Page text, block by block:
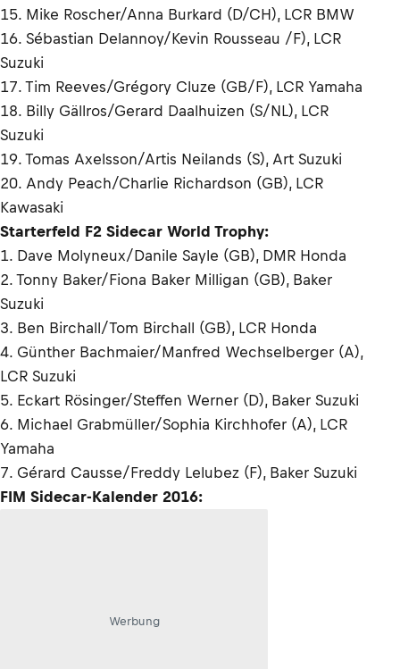
15. Mike Roscher/Anna Burkard (D/CH), LCR BMW
16. Sébastian Delannoy/Kevin Rousseau /F), LCR
Suzuki
17. Tim Reeves/Grégory Cluze (GB/F), LCR Yamaha
18. Billy Gällros/Gerard Daalhuizen (S/NL), LCR
Suzuki
19. Tomas Axelsson/Artis Neilands (S), Art Suzuki
20. Andy Peach/Charlie Richardson (GB), LCR
Kawasaki
Starterfeld F2 Sidecar World Trophy:
1. Dave Molyneux/Danile Sayle (GB), DMR Honda
2. Tonny Baker/Fiona Baker Milligan (GB), Baker
Suzuki
3. Ben Birchall/Tom Birchall (GB), LCR Honda
4. Günther Bachmaier/Manfred Wechselberger (A),
LCR Suzuki
5. Eckart Rösinger/Steffen Werner (D), Baker Suzuki
6. Michael Grabmüller/Sophia Kirchhofer (A), LCR
Yamaha
7. Gérard Causse/Freddy Lelubez (F), Baker Suzuki
FIM Sidecar-Kalender 2016:
Werbung